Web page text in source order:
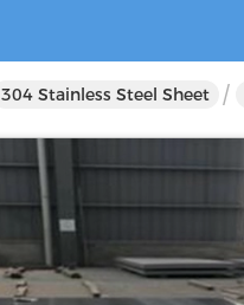
304 Stainless Steel Sheet